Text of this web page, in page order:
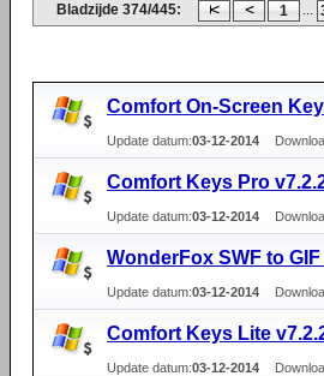
Bladzijde 374/445: 1 ...
Comfort On-Screen
Update datum:03-12-2014
Comfort Keys Pro
Update datum:03-12-2014
WonderFox SWF to
Update datum:03-12-2014
Comfort Keys Lite
Update datum:03-12-2014